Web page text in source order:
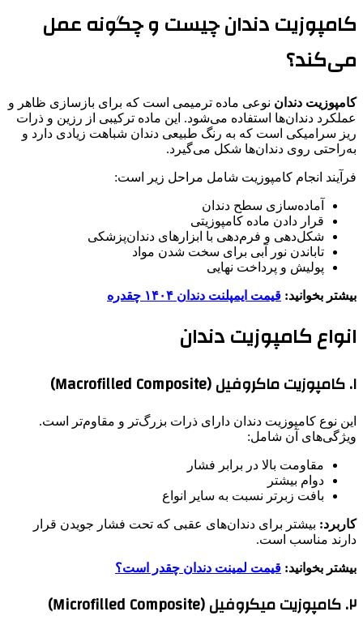
کامپوزیت دندان چیست و چگونه عمل
می‌کند؟
کامپوزیت دندان نوعی ماده ترمیمی است که برای بازسازی ظاهر و
عملکرد دندان‌ها استفاده می‌شود. این ماده ترکیبی از رزین و ذرات
ریز سرامیکی است که به رنگ طبیعی دندان شباهت زیادی دارد و
به‌راحتی روی دندان‌ها شکل می‌گیرد.
فرآیند انجام کامپوزیت شامل مراحل زیر است:
آماده‌سازی سطح دندان
قرار دادن ماده کامپوزیتی
شکل‌دهی و فرم‌دهی با ابزارهای دندان‌پزشکی
تاباندن نور آبی برای سخت شدن مواد
پولیش و پرداخت نهایی
بیشتر بخوانید: قیمت ایمپلنت دندان ۱۴۰۴ چقدره
انواع کامپوزیت دندان
۱. کامپوزیت ماکروفیل (Macrofilled Composite)
این نوع کامپوزیت دندان دارای ذرات بزرگ‌تر و مقاوم‌تر است.
ویژگی‌های آن شامل:
مقاومت بالا در برابر فشار
دوام بیشتر
بافت زبرتر نسبت به سایر انواع
کاربرد: بیشتر برای دندان‌های عقبی که تحت فشار جویدن قرار
دارند مناسب است.
بیشتر بخوانید: قیمت لمینت دندان چقدر است؟
۲. کامپوزیت میکروفیل (Microfilled Composite)